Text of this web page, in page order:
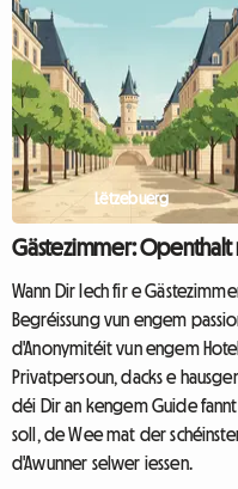
ze schlofen ze fannen, ouni
Lëtzebuerg
Gästezimmer: Openthalt
Wann Dir Iech fir e
Begréissung vun engem
d'Anonymitéit vun engem
Privatpersoun, dacks e
déi Dir an kengem Guide
soll, de Wee mat der
d'Awunner selwer iessen.